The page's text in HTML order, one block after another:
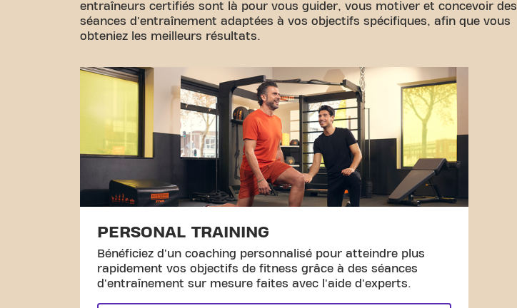
entraîneurs certifiés sont là pour vous guider, vous motiver et concevoir des
séances d'entraînement adaptées à vos objectifs spécifiques, afin que vous
obteniez les meilleurs résultats.
PERSONAL TRAINING
Bénéficiez d'un coaching personnalisé pour atteindre plus
rapidement vos objectifs de fitness grâce à des séances
d'entraînement sur mesure faites avec l'aide d'experts.